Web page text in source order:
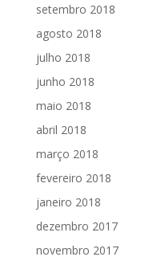
setembro 2018
agosto 2018
julho 2018
junho 2018
maio 2018
abril 2018
março 2018
fevereiro 2018
janeiro 2018
dezembro 2017
novembro 2017